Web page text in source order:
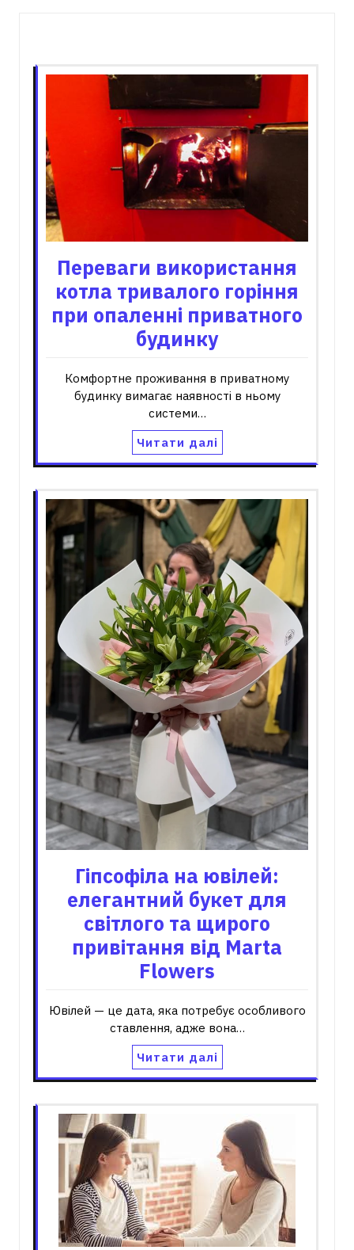
Переваги використання
котла тривалого горіння
при опаленні приватного
будинку
Комфортне проживання в приватному
будинку вимагає наявності в ньому
системи…
Читати далі
Гіпсофіла на ювілей:
елегантний букет для
світлого та щирого
привітання від Marta
Flowers
Ювілей — це дата, яка потребує особливого
ставлення, адже вона…
Читати далі